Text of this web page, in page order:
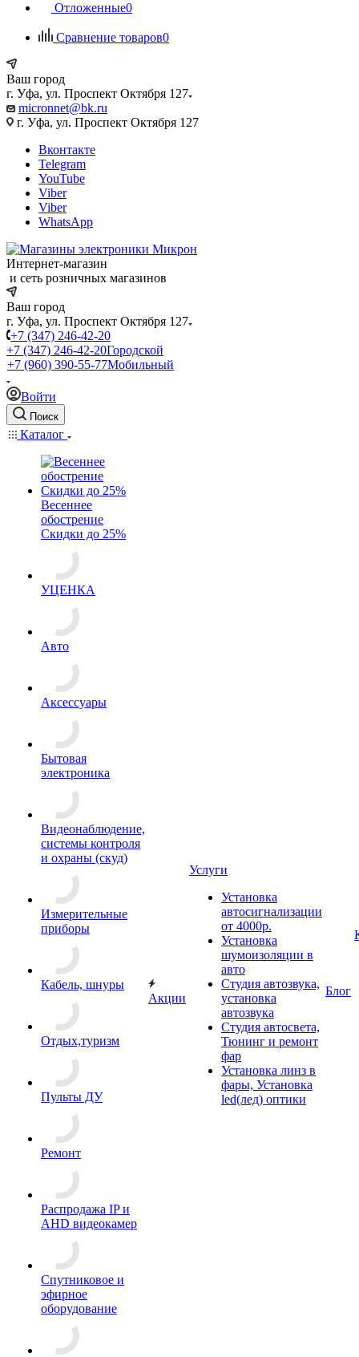
Отложенные0
Сравнение товаров0
Ваш город
г. Уфа, ул. Проспект Октября 127
micronnet@bk.ru
г. Уфа, ул. Проспект Октября 127
Вконтакте
Telegram
YouTube
Viber
Viber
WhatsApp
Интернет-магазин
и сеть розничных магазинов
Ваш город
г. Уфа, ул. Проспект Октября 127
+7 (347) 246-42-20
+7 (347) 246-42-20Городской
+7 (960) 390-55-77Мобильный
Войти
Поиск
Каталог
Весеннее
обострение
Скидки до 25%
УЦЕНКА
Авто
Аксессуары
Бытовая
электроника
Видеонаблюдение,
системы контроля
и охраны (скуд)
Измерительные
приборы
Кабель, шнуры
Отдых,туризм
Пульты ДУ
Ремонт
Распродажа IP и
AHD видеокамер
Спутниковое и
эфирное
оборудование
Акции
Услуги
Установка
автосигнализации
от 4000р.
Установка
шумоизоляции в
авто
Студия автозвука,
установка
автозвука
Студия автосвета,
Тюнинг и ремонт
фар
Установка линз в
фары, Установка
led(лед) оптики
Блог